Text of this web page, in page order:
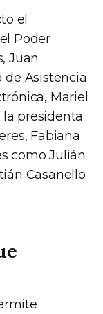
el
Poder
Juan
de Asistencia
Mariel
presidenta
Fabiana
como Julián
Casanello